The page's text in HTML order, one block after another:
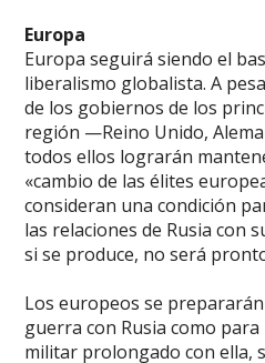
Europa
Europa seguirá siendo el
liberalismo globalista. A
de los gobiernos de los
región —Reino Unido,
todos ellos lograrán
«cambio de las élites
consideran una condición
las relaciones de Rusia con
si se produce, no será
Los europeos se
guerra con Rusia como
militar prolongado con ella,